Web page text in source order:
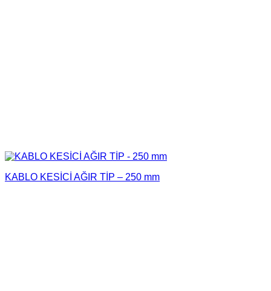
KABLO KESİCİ AĞIR TİP – 250 mm